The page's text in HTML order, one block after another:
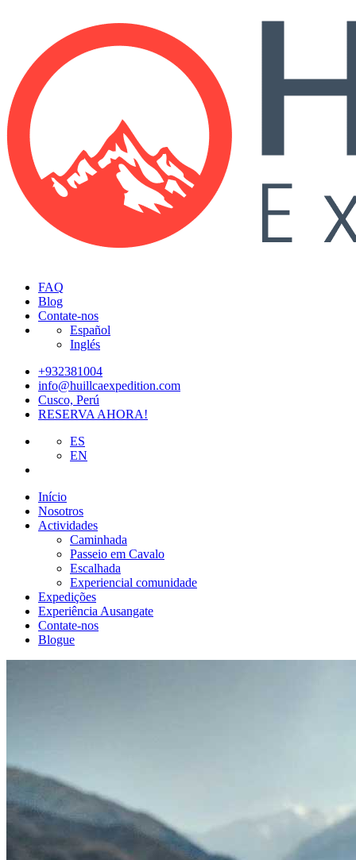
FAQ
Blog
Contate-nos
Español
Inglés
+932381004
info@huillcaexpedition.com
Cusco, Perú
RESERVA AHORA!
ES
EN
Início
Nosotros
Actividades
Caminhada
Passeio em Cavalo
Escalhada
Experiencial comunidade
Expedições
Experiência Ausangate
Contate-nos
Blogue